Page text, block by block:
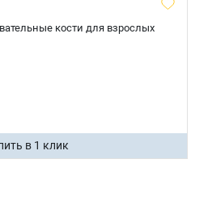
кости для взрослых
в 1 клик